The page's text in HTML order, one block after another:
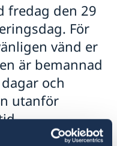
republiken Kongo,
2024
anledning av
länder
fredag den 29
För
vänd er
är bemannad
och
utanför
50 05.